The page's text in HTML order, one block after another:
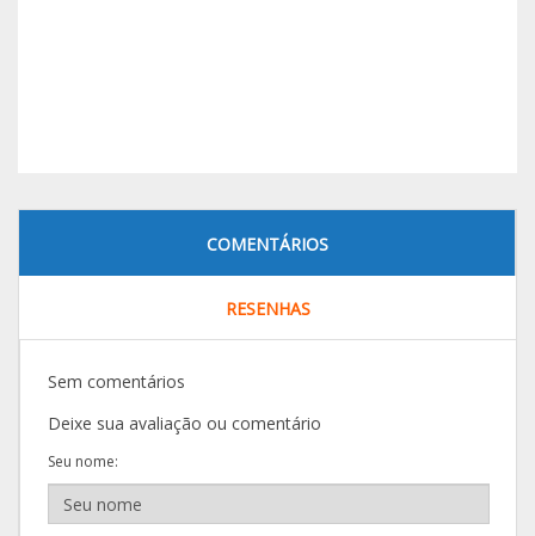
COMENTÁRIOS
RESENHAS
Sem comentários
Deixe sua avaliação ou comentário
Seu nome: